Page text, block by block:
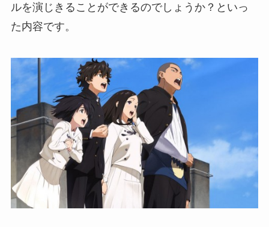
ルを演じきることができるのでしょうか？といっ
た内容です。